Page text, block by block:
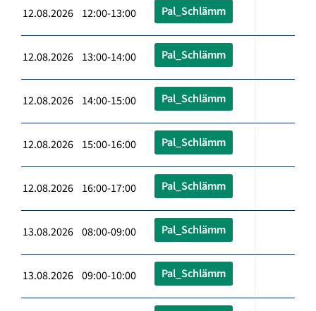
12.08.2026 12:00-13:00 Pal_Schlämm
12.08.2026 13:00-14:00 Pal_Schlämm
12.08.2026 14:00-15:00 Pal_Schlämm
12.08.2026 15:00-16:00 Pal_Schlämm
12.08.2026 16:00-17:00 Pal_Schlämm
13.08.2026 08:00-09:00 Pal_Schlämm
13.08.2026 09:00-10:00 Pal_Schlämm